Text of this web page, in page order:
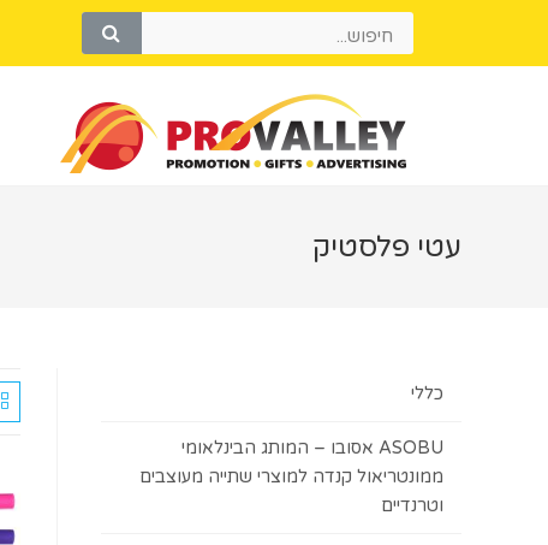
עטי פלסטיק
כללי
ASOBU אסובו – המותג הבינלאומי
ממונטריאול קנדה למוצרי שתייה מעוצבים
וטרנדיים